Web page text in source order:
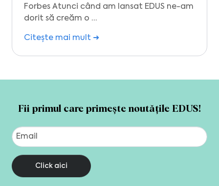
Forbes Atunci când am lansat EDUS ne-am
dorit să creăm o …
Citește mai mult ➜
Fii primul care primește noutățile EDUS!
Click aici